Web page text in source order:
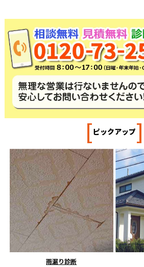
[ピックアップ]
雨漏り診断